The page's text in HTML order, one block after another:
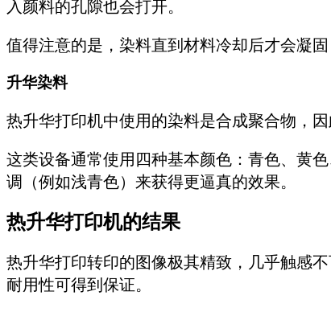
入颜料的孔隙也会打开。
值得注意的是，染料直到材料冷却后才会凝
升华染料
热升华打印机中使用的染料是合成聚合物，
这类设备通常使用四种基本颜色：青色、黄
调（例如浅青色）来获得更逼真的效果。
热升华打印机的结果
热升华打印转印的图像极其精致，几乎触感
耐用性可得到保证。